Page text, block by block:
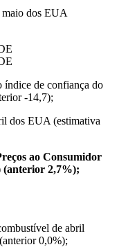
dos EUA
índice de confiança do
-14,7);
dos EUA (estimativa
ao Consumidor
(anterior 2,7%);
de abril
0,0%);